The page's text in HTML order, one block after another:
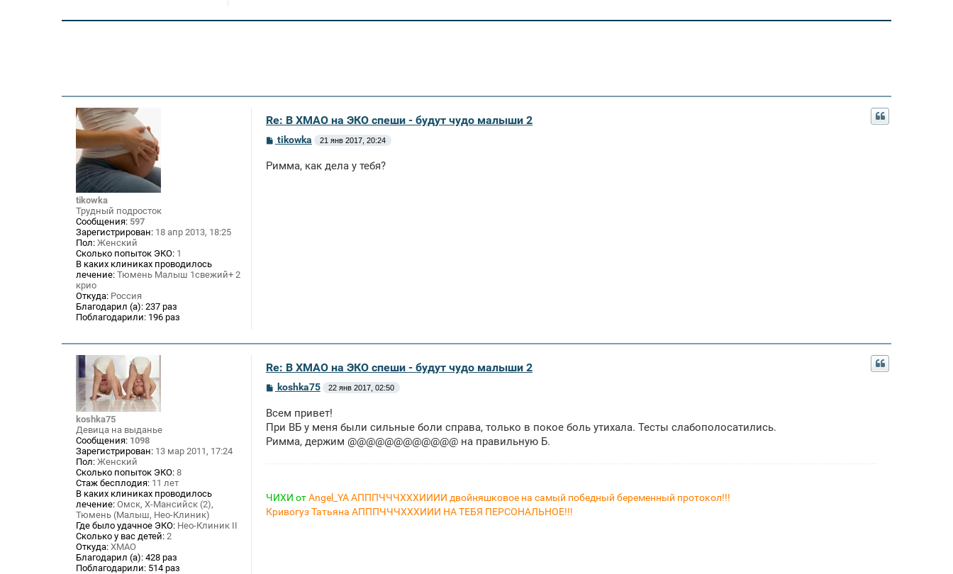
tikowka
Трудный подросток
Сообщения: 597
Зарегистрирован: 18 апр 2013, 18:25
Пол: Женский
Сколько попыток ЭКО: 1
В каких клиниках проводилось
лечение: Тюмень Малыш 1свежий+ 2
крио
Откуда: Россия
Благодарил (а): 237 раз
Поблагодарили: 196 раз
Re: В ХМАО на ЭКО спеши - будут чудо малыши 2
С
б
tikowka 21 янв 2017, 20:24
Римма, как дела у тебя?
koshka75
Девица на выданье
Сообщения: 1098
Зарегистрирован: 13 мар 2011, 17:24
Пол: Женский
Сколько попыток ЭКО: 8
Стаж бесплодия: 11 лет
В каких клиниках проводилось
лечение: Омск, Х-Мансийск (2),
Тюмень (Малыш, Нео-Клиник)
Где было удачное ЭКО: Нео-Клиник II
Сколько у вас детей: 2
Откуда: ХМАО
Благодарил (а): 428 раз
Поблагодарили: 514 раз
Re: В ХМАО на ЭКО спеши - будут чудо малыши 2
С
б
щ
е
н
koshka75 22 янв 2017, 02:50
Всем привет!
При ВБ у меня были сильные боли справа, только в покое боль утихала. Тесты слабополосатились.
Римма, держим @@@@@@@@@@@@ на правильную Б.
ЧИХИ отAngel_YA АПППЧЧЧХХХИИИИ двойняшковое на самый победный беременный протокол!!!
Кривогуз Татьяна АПППЧЧЧХХХИИИ НА ТЕБЯ ПЕРСОНАЛЬНОЕ!!!